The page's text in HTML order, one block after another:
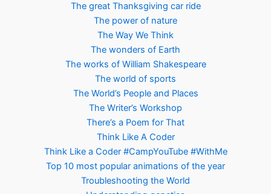
The great Thanksgiving car ride
The power of nature
The Way We Think
The wonders of Earth
The works of William Shakespeare
The world of sports
The World’s People and Places
The Writer’s Workshop
There’s a Poem for That
Think Like A Coder
Think Like a Coder #CampYouTube #WithMe
Top 10 most popular animations of the year
Troubleshooting the World